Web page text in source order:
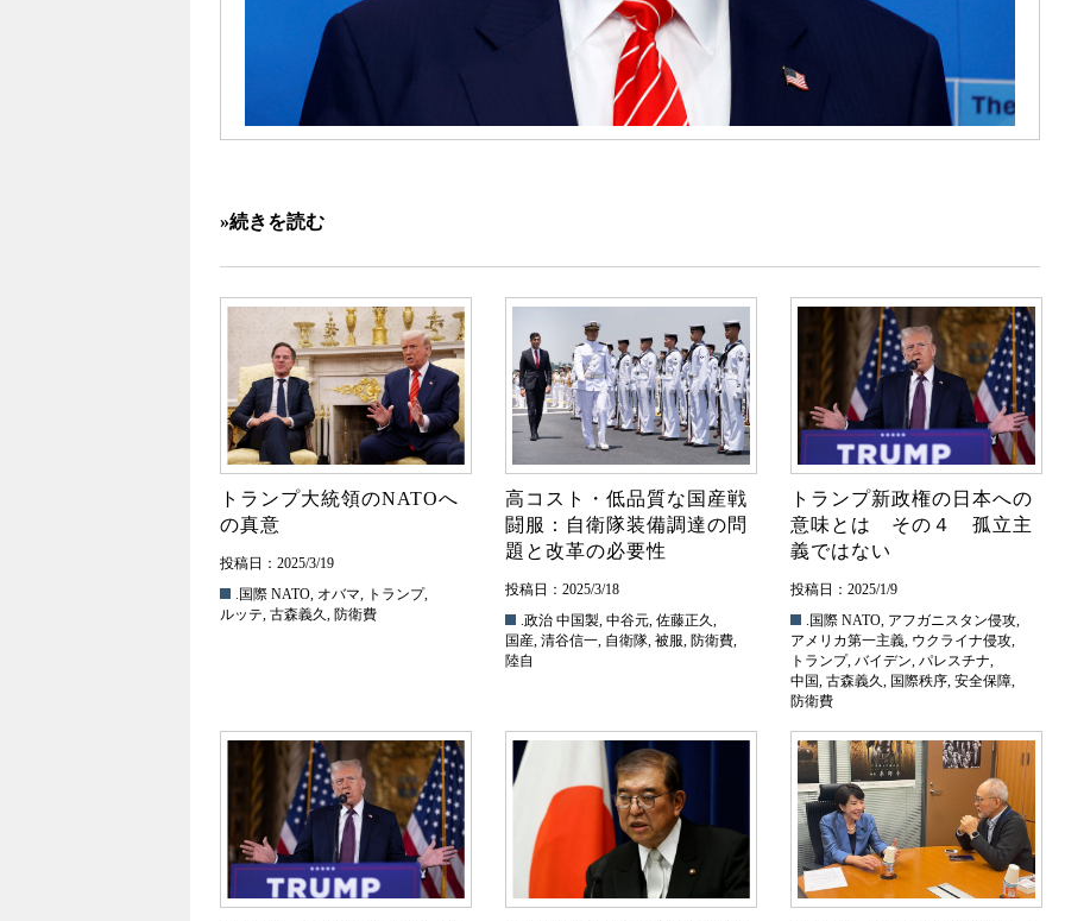
»続きを読む
トランプ大統領のNATOへ
の真意
投稿日：2025/3/19
.国際 NATO, オバマ, トランプ,
ルッテ, 古森義久, 防衛費
高コスト・低品質な国産戦
闘服：自衛隊装備調達の問
題と改革の必要性
投稿日：2025/3/18
.政治 中国製, 中谷元, 佐藤正久,
国産, 清谷信一, 自衛隊, 被服, 防衛費,
陸自
トランプ新政権の日本への
意味とは その４ 孤立主
義ではない
投稿日：2025/1/9
.国際 NATO, アフガニスタン侵攻,
アメリカ第一主義, ウクライナ侵攻,
トランプ, バイデン, パレスチナ,
中国, 古森義久, 国際秩序, 安全保障,
防衛費